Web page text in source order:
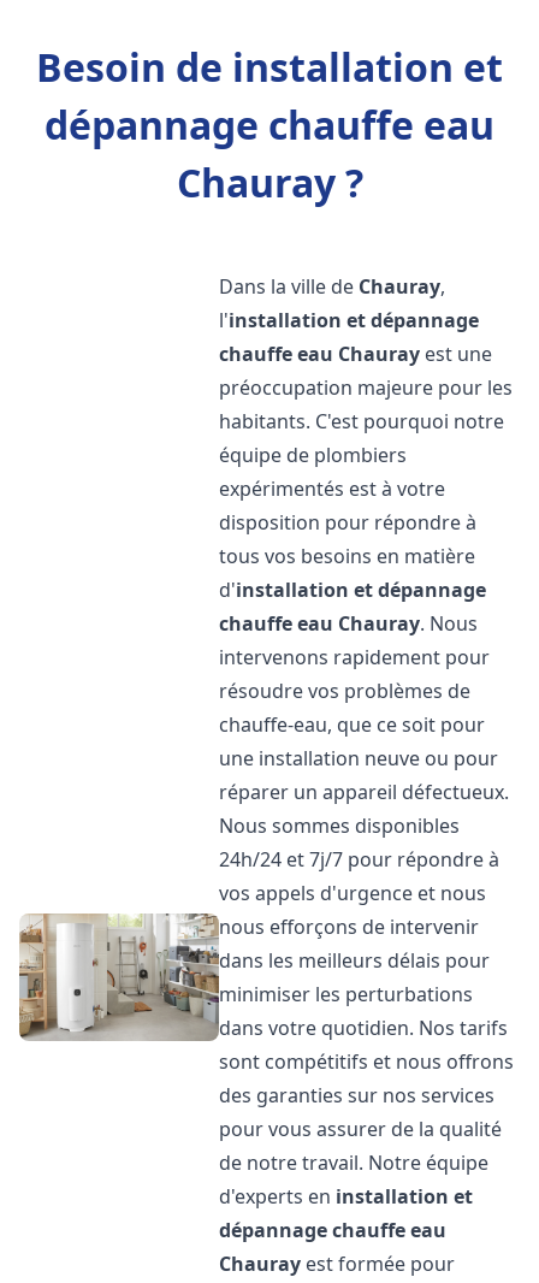
Besoin de installation et
dépannage chauffe eau
Chauray ?
Dans la ville de Chauray,
l'installation et dépannage
chauffe eau Chauray est une
préoccupation majeure pour les
habitants. C'est pourquoi notre
équipe de plombiers
expérimentés est à votre
disposition pour répondre à
tous vos besoins en matière
d'installation et dépannage
chauffe eau Chauray. Nous
intervenons rapidement pour
résoudre vos problèmes de
chauffe-eau, que ce soit pour
une installation neuve ou pour
réparer un appareil défectueux.
Nous sommes disponibles
24h/24 et 7j/7 pour répondre à
vos appels d'urgence et nous
nous efforçons de intervenir
dans les meilleurs délais pour
minimiser les perturbations
dans votre quotidien. Nos tarifs
sont compétitifs et nous offrons
des garanties sur nos services
pour vous assurer de la qualité
de notre travail. Notre équipe
d'experts en installation et
dépannage chauffe eau
Chauray est formée pour